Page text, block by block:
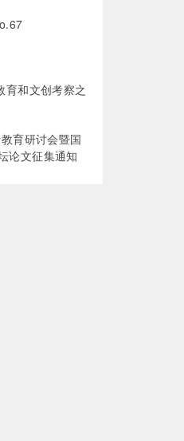
育和文创考察之
育研讨会暨国
论文征集通知